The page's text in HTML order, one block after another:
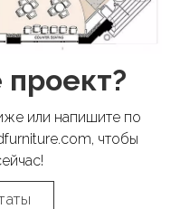
или напишите по
чтобы